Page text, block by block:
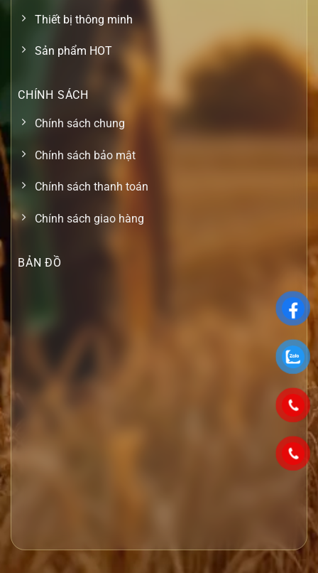
Thiết bị thông minh
Sản phẩm HOT
CHÍNH SÁCH
Chính sách chung
Chính sách bảo mật
Chính sách thanh toán
Chính sách giao hàng
BẢN ĐỒ